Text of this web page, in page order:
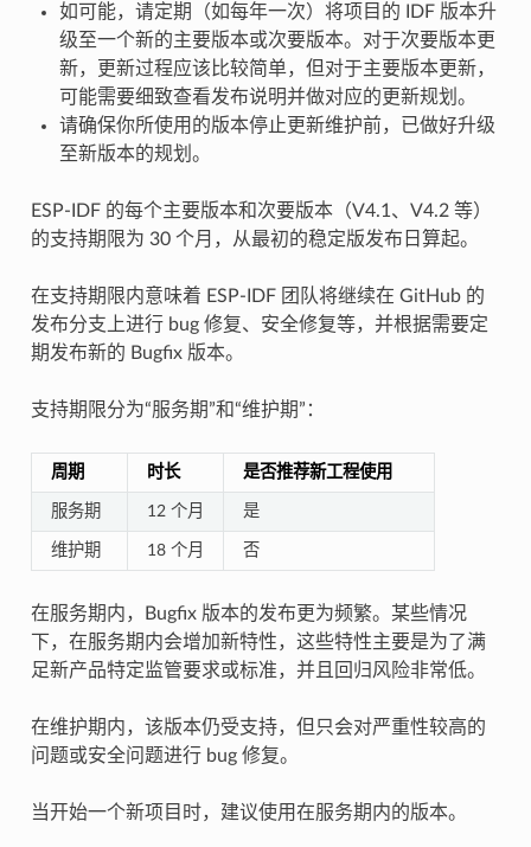
如可能，请定期（如每年一次）将项目的 IDF 版本升
级至一个新的主要版本或次要版本。对于次要版本更
新，更新过程应该比较简单，但对于主要版本更新，
可能需要细致查看发布说明并做对应的更新规划。
请确保你所使用的版本停止更新维护前，已做好升级
至新版本的规划。
ESP-IDF 的每个主要版本和次要版本（V4.1、V4.2 等）
的支持期限为 30 个月，从最初的稳定版发布日算起。
在支持期限内意味着 ESP-IDF 团队将继续在 GitHub 的
发布分支上进行 bug 修复、安全修复等，并根据需要定
期发布新的 Bugfix 版本。
支持期限分为“服务期”和“维护期”：
周期 时长 是否推荐新工程使用
服务期 12 个月 是
维护期 18 个月 否
在服务期内，Bugfix 版本的发布更为频繁。某些情况
下，在服务期内会增加新特性，这些特性主要是为了满
足新产品特定监管要求或标准，并且回归风险非常低。
在维护期内，该版本仍受支持，但只会对严重性较高的
问题或安全问题进行 bug 修复。
当开始一个新项目时，建议使用在服务期内的版本。